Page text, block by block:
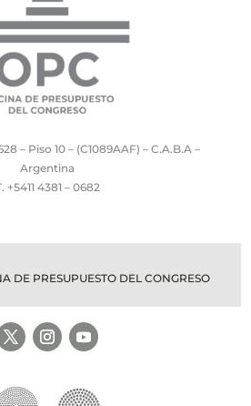
– Piso 10 – (C1089AAF) – C.A.B.A –
Argentina
+5411 4381 – 0682
DE PRESUPUESTO DEL CONGRESO